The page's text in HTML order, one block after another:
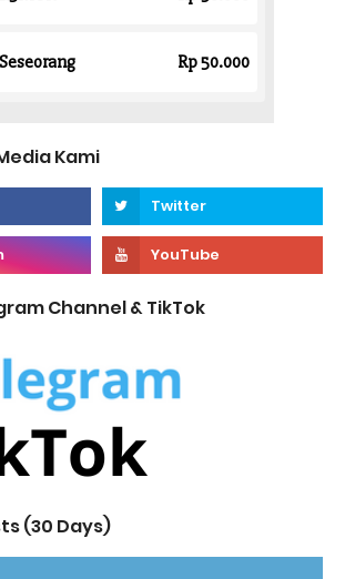
Kami
Channel & TikTok
(30 Days)